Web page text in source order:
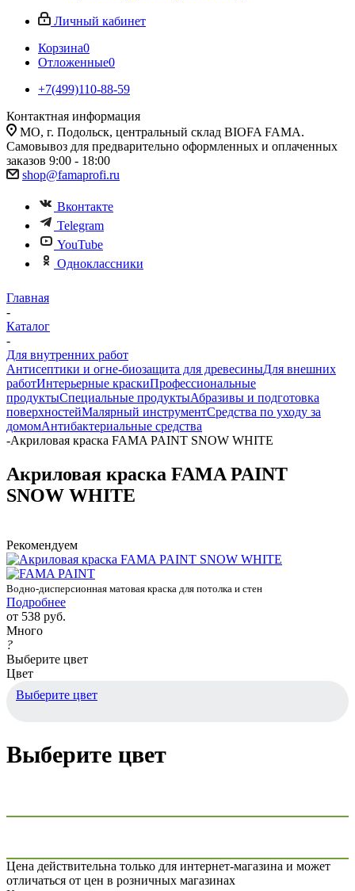
Личный кабинет
Корзина0
Отложенные0
+7(499)110-88-59
Контактная информация
МО, г. Подольск, центральный склад BIOFA FAMA.
Самовывоз для предварительно оформленных и оплаченных
заказов 9:00 - 18:00
shop@famaprofi.ru
Вконтакте
Telegram
YouTube
Одноклассники
Главная
-
Каталог
-
Для внутренних работ
Антисептики и огне-биозащита для древесиныДля внешних
работИнтерьерные краскиПрофессиональные
продуктыСпециальные продуктыАбразивы и подготовка
поверхностейМалярный инструментСредства по уходу за
домомАнтибактериальные средства
-Акриловая краска FAMA PAINT SNOW WHITE
Акриловая краска FAMA PAINT
SNOW WHITE
Рекомендуем
Водно-дисперсионная матовая краска для потолка и стен
Подробнее
от 538 руб.
Много
?
Выберите цвет
Цвет
Выберите цвет
Выберите цвет
Цена действительна только для интернет-магазина и может
отличаться от цен в розничных магазинах